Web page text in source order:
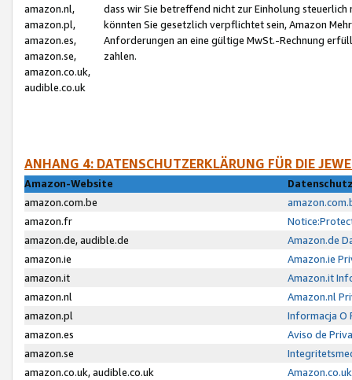
amazon.nl,
amazon.pl,
amazon.es,
amazon.se,
amazon.co.uk,
audible.co.uk
dass wir Sie betreffend nicht zur Einholung
könnten Sie gesetzlich verpflichtet sein, Amazon
Anforderungen an eine gültige MwSt.-Rechnung
zahlen.
ANHANG 4: DATENSCHUTZERKLÄRUNG FÜR DIE
Amazon-Website
amazon.com.be
amazon.fr
amazon.de, audible.de
Amazon.de
amazon.ie
Amazon.ie
amazon.it
Amazon.it
amazon.nl
Amazon.nl
amazon.pl
Informacja O
amazon.es
Aviso de
amazon.se
amazon.co.uk, audible.co.uk